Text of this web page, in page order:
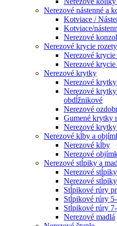
Nerezové nástenné a
Kotviace /
Kotviace/
Nerezové
Nerezové krycie rozety
Nerezové
Nerezové
Nerezové krytky
Nerezové
Nerezové
obdĺžnikové
Nerezové
Gumené krytky
Nerezové
Nerezové kĺby a
Nerezové kĺby
Nerezové
Nerezové stĺpiky a
Nerezové
Nerezové
Stĺpikové rúry
Stĺpikové rúry
Stĺpikové rúry
Nerezové madlá